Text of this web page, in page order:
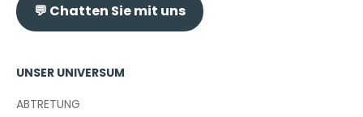
💬 Chatten Sie mit uns
UNSER UNIVERSUM
ABTRETUNG